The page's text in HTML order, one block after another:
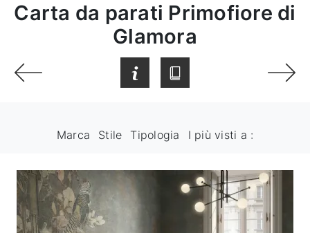
Carta da parati Primofiore di
Glamora
Marca Stile Tipologia I più visti a :